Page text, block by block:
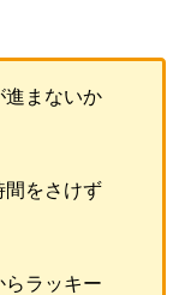
進まないか
間をさけず
ラッキー